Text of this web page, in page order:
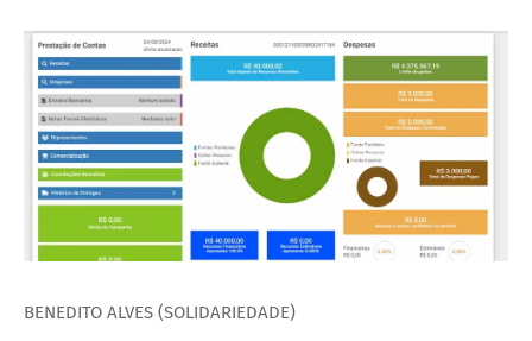
BENEDITO ALVES (SOLIDARIEDADE)